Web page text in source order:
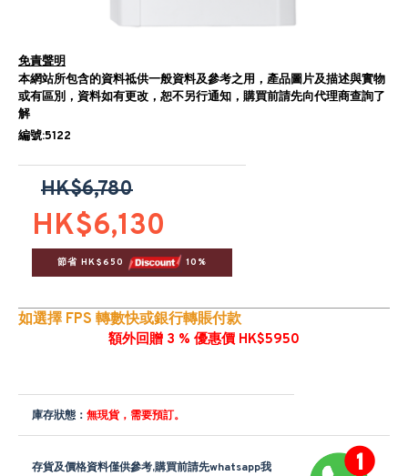
免責聲明
本網站所包含的資料祗供一般資料及參考之用，產品圖片及描述與實物
或有區別，資料如有更改，恕不另行通知，購買前請先向代理商查詢了
解
編號:5122
HK$6,130
HK$6,780
節省 HK$650 10%
如選擇 FPS 轉數快或銀行轉賬付款
額外回贈 3 % 優惠價 HK$5950
庫存狀態： 無現貨，需要預訂。
存貨及價格資料僅供參考,購買前請先whatsapp我